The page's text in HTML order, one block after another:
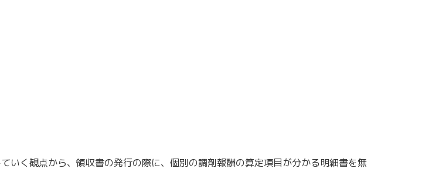
いく観点から、領収書の発行の際に、個別の調剤報酬の算定項目が分かる明細書を無